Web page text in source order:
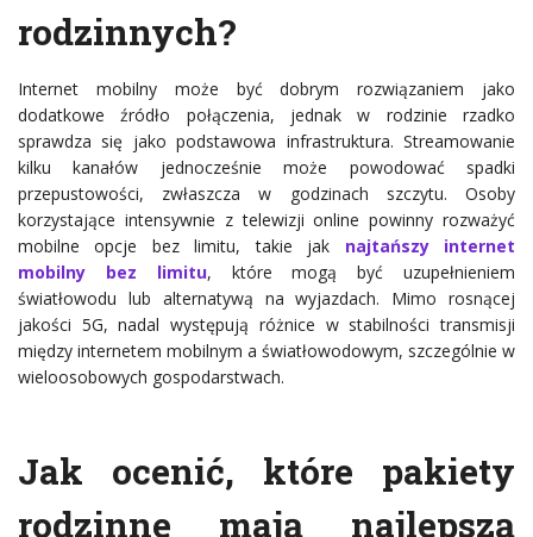
rodzinnych?
Internet mobilny może być dobrym rozwiązaniem jako
dodatkowe źródło połączenia, jednak w rodzinie rzadko
sprawdza się jako podstawowa infrastruktura. Streamowanie
kilku kanałów jednocześnie może powodować spadki
przepustowości, zwłaszcza w godzinach szczytu. Osoby
korzystające intensywnie z telewizji online powinny rozważyć
mobilne opcje bez limitu, takie jak najtańszy internet
mobilny bez limitu, które mogą być uzupełnieniem
światłowodu lub alternatywą na wyjazdach. Mimo rosnącej
jakości 5G, nadal występują różnice w stabilności transmisji
między internetem mobilnym a światłowodowym, szczególnie w
wieloosobowych gospodarstwach.
Jak ocenić, które pakiety
rodzinne mają najlepszą